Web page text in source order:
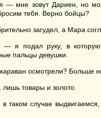
— мне зовут Дариен, но
тебя. Верно бойцы?
загудел, а Мара
я подал руку, в которую
пальцы девушки.
осмотрели? Больше
товары и золото.
таком случае выдвигаемся,